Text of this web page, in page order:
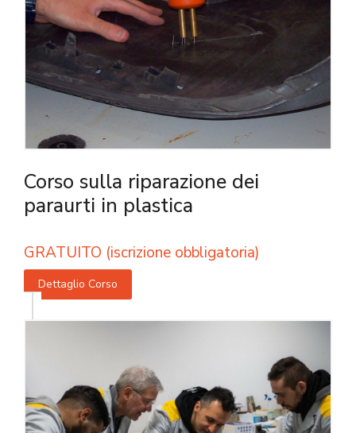
Corso sulla riparazione dei
paraurti in plastica
GRATUITO (iscrizione obbligatoria)
Dettaglio Corso